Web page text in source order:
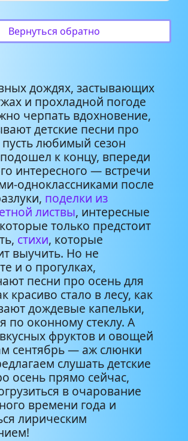
3:57
Вернуться обратно
дождях, застывающих
и прохладной погоде
черпать вдохновение,
детские песни про
любимый сезон
к концу, впереди
интересного — встречи
одноклассниками после
поделки из
листвы, интересные
только предстоит
стихи, которые
выучить. Но не
и о прогулках,
песни про осень для
красиво стало в лесу, как
дождевые капельки,
по оконному стеклу. А
фруктов и овощей
сентябрь — аж слюнки
слушать детские
осень прямо сейчас,
в очарование
времени года и
лирическим